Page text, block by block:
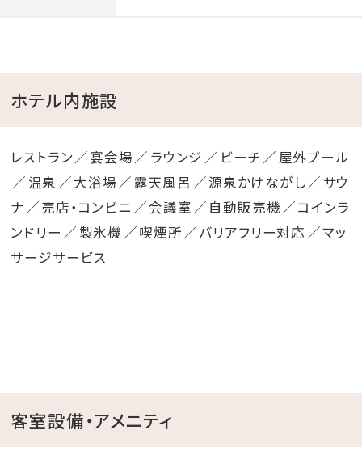
ホテル内施設
レストラン 宴会場 ラウンジ ビーチ
屋外プール
温泉
大浴場 露天風呂 源泉かけながし
サウ
ナ
売店・コンビニ 会議室 自動販売機
コインラ
ンドリー
製氷機 喫煙所 バリアフリー対応
マッ
サージサービス
客室設備・アメニティ